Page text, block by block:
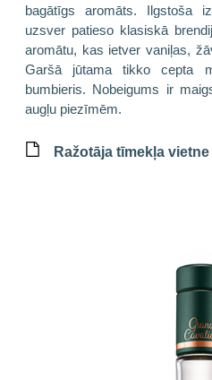
bagātīgs aromāts. Ilgstoša
uzsver patieso klasiskā
aromātu, kas ietver vaniļas,
Garšā jūtama tikko cepta
bumbieris. Nobeigums ir
augļu piezīmēm.
Ražotāja tīmekļa vietne